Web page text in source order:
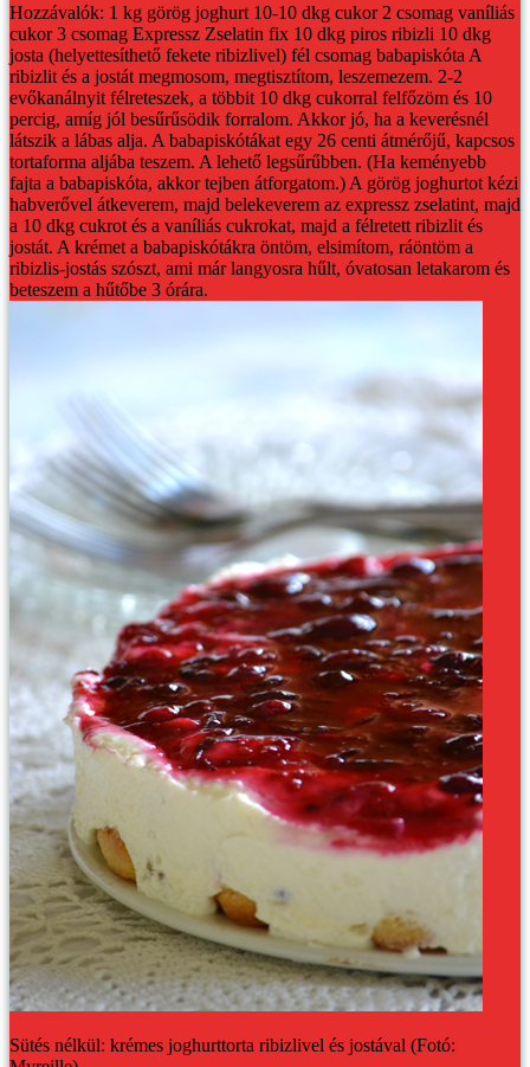
Hozzávalók: 1 kg görög joghurt 10-10 dkg cukor2 csomag vaníliás
cukor3 csomag Expressz Zselatin fix 10 dkg piros ribizli 10 dkg
josta (helyettesíthető fekete ribizlivel) fél csomag babapiskóta A
ribizlit és a jostát megmosom, megtisztítom, leszemezem. 2-2
evőkanálnyit félreteszek, a többit 10 dkg cukorral felfőzöm és 10
percig, amíg jól besűrűsödik forralom. Akkor jó, ha a keverésnél
látszik a lábas alja. A babapiskótákat egy 26 centi átmérőjű, kapcsos
tortaforma aljába teszem. A lehető legsűrűbben. (Ha keményebb
fajta a babapiskóta, akkor tejben átforgatom.) A görög joghurtot kézi
habverővel átkeverem, majd belekeverem az expressz zselatint, majd
a 10 dkg cukrot és a vaníliás cukrokat, majd a félretett ribizlit és
jostát. A krémet a babapiskótákra öntöm, elsimítom, ráöntöm a
ribizlis-jostás szószt, ami már langyosra hűlt, óvatosan letakarom és
beteszem a hűtőbe 3 órára.
Sütés nélkül: krémes joghurttorta ribizlivel és jostával (Fotó: